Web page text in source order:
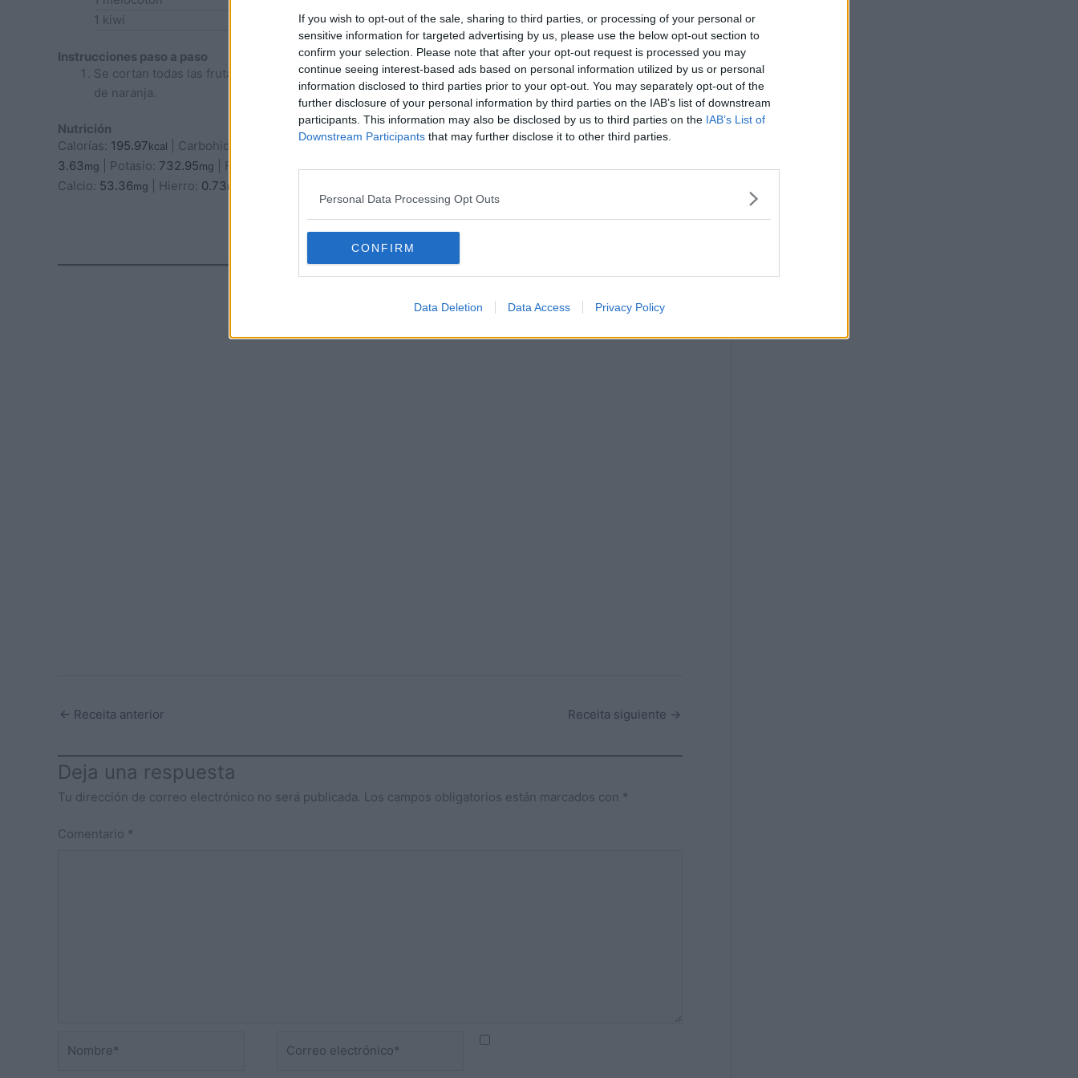
If you wish to opt-out of the sale, sharing to third parties, or processing of your personal or
sensitive information for targeted advertising by us, please use the below opt-out section to
confirm your selection. Please note that after your opt-out request is processed you may
continue seeing interest-based ads based on personal information utilized by us or personal
information disclosed to third parties prior to your opt-out. You may separately opt-out of the
further disclosure of your personal information by third parties on the IAB’s list of downstream
participants. This information may also be disclosed by us to third parties on the IAB’s List of
Downstream Participants that may further disclose it to other third parties.
Personal Data Processing Opt Outs
CONFIRM
Data Deletion Data Access Privacy Policy
1 kiwi
1 cdta azúcar
Instrucciones paso a paso
Se cortan todas las frutas en dados, más o menos del mismo tamaño, y se maceran con azúcar y zumo
de naranja.
Nutrición
Calorías: 195.97kcal Carbohidratos: 2.67 0.87
Sodio:
3.63 mg Potasio: 732.95mg Fibra: |Azúcar:34.32g|Vitamina A:725.58IU|Vitamina C:122.67mg|
Calcio: 53.36mg Hierro: 0.73 mg
← Receita anterior Receita siguiente →
Deja una respuesta
Tu dirección de correo electrónico no será publicada. Los campos obligatorios están marcados con *
Comentario *
electrónico*